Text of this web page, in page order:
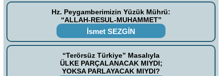
Hz. Peygamberimizin Yüzük Mührü:
“ALLAH-RESUL-MUHAMMET”
İsmet SEZGİN
“Terörsüz Türkiye” Masalıyla
ÜLKE PARÇALANACAK MIYDI;
YOKSA PARLAYACAK MIYDI?